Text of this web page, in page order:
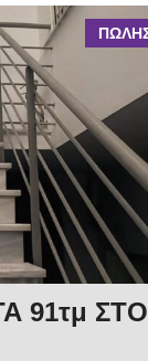
91τμ ΣΤΟ